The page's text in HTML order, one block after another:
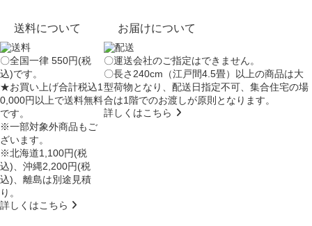
送料について
〇全国一律 550円(税
込)です。
★お買い上げ合計税込1
0,000円以上で送料無料
です。
※一部対象外商品もご
ざいます。
※北海道1,100円(税
込)、沖縄2,200円(税
込)、離島は別途見積
り。
詳しくはこちら
お届けについて
〇運送会社のご指定はできません。
〇長さ240cm（江戸間4.5畳）以上の商品は大
型荷物となり、配送日指定不可、集合住宅の場
合は1階でのお渡しが原則となります。
詳しくはこちら